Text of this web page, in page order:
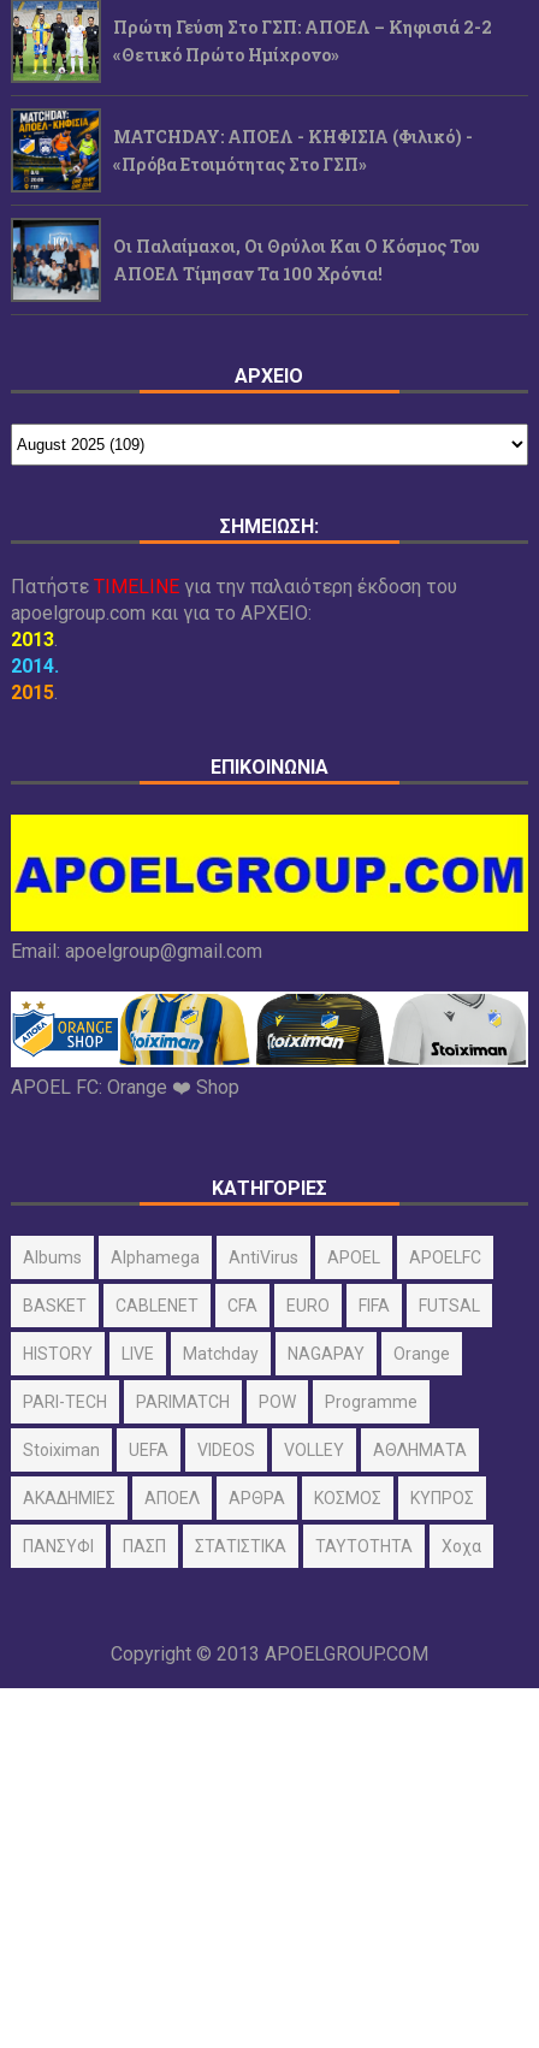
Πρώτη Γεύση Στο ΓΣΠ: ΑΠΟΕΛ – Κηφισιά 2-2
«Θετικό Πρώτο Ημίχρονο»
MATCHDAY: ΑΠΟΕΛ - ΚΗΦΙΣΙΑ (φιλικό) -
«Πρόβα Ετοιμότητας Στο ΓΣΠ»
Οι Παλαίμαχοι, Οι Θρύλοι Και Ο Κόσμος Του
ΑΠΟΕΛ Τίμησαν Τα 100 Χρόνια!
ΑΡΧΕΙΟ
ΣΗΜΕΙΩΣΗ:
Πατήστε TIMELINEγια την παλαιότερη έκδοση του
apoelgroup.com και για το ΑΡΧΕΙΟ:
2013.
2014.
2015.
ΕΠΙΚΟΙΝΩΝΙΑ
Email: apoelgroup@gmail.com
APOEL FC: Orange ❤️ Shop
ΚΑΤΗΓΟΡΙΕΣ
Albums Alphamega AntiVirus APOEL APOELFC
BASKET CABLENET CFA EURO FIFA FUTSAL
HISTORY LIVE Matchday NAGAPAY Orange
PARI-TECH PARIMATCH POW Programme
Stoiximan UEFA VIDEOS VOLLEY ΑΘΛΗΜΑΤΑ
ΑΚΑΔΗΜΙΕΣ ΑΠΟΕΛ ΑΡΘΡΑ ΚΟΣΜΟΣ ΚΥΠΡΟΣ
ΠΑΝΣΥΦΙ ΠΑΣΠ ΣΤΑΤΙΣΤΙΚΑ ΤΑΥΤΟΤΗΤΑ Χοχα
Copyright © 2013 APOELGROUP.COM